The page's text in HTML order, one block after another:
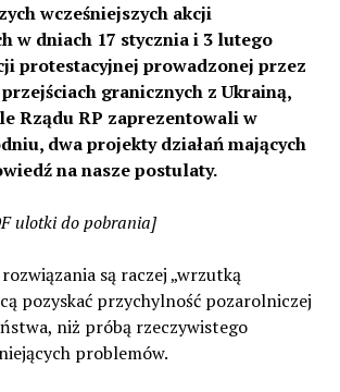
wcześniejszych akcji
w dniach 17 stycznia i 3 lutego
protestacyjnej prowadzonej przez
granicznych z Ukrainą,
Rządu RP zaprezentowali w
dwa projekty działań mających
na nasze postulaty.
ulotki do pobrania]
są raczej „wrzutką
pozyskać przychylność pozarolniczej
niż próbą rzeczywistego
problemów.